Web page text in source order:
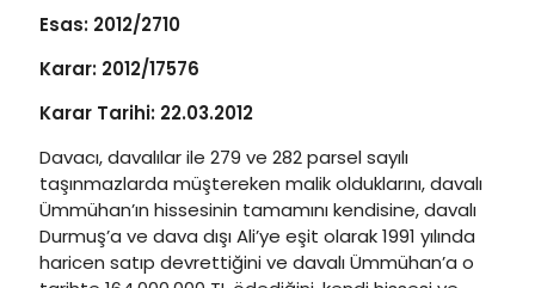
Esas: 2012/2710
Karar: 2012/17576
Karar Tarihi: 22.03.2012
Davacı, davalılar ile 279 ve 282 parsel sayılı
taşınmazlarda müştereken malik olduklarını, davalı
Ümmühan’ın hissesinin tamamını kendisine, davalı
Durmuş’a ve dava dışı Ali’ye eşit olarak 1991 yılında
haricen satıp devrettiğini ve davalı Ümmühan’a o